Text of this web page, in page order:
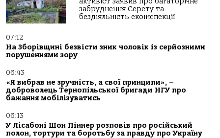
забруднення Серету та
бездіяльність екоінспекції
07:12
На Зборівщині безвісти зник чоловік із серйозними
порушеннями зору
06:43
«Я вибрав не зручність, а свої принципи», –
доброволець Тернопільської бригади НГУ про
бажання мобілізуватись
06:13
У Лісабоні Шон Піннер розповів про російський
полон, тортури та боротьбу за правду про Україну